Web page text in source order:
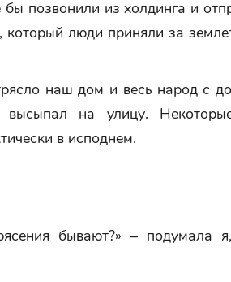
позвонили из холдинга и
люди приняли за
наш дом и весь народ с
на улицу.
в исподнем.
бывают?» – подумала